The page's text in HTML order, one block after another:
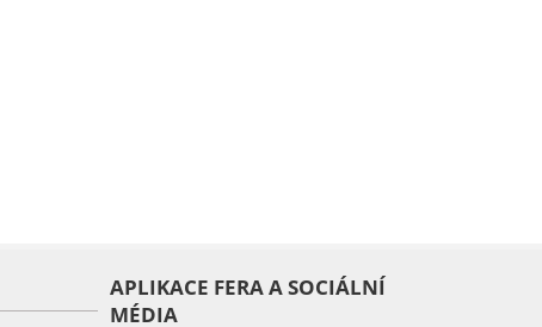
APLIKACE FERA A SOCIÁLNÍ
MÉDIA